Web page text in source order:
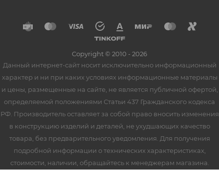
Copyright © 2010 - 2026
Данный интернет-сайт носит исключительно информационный
характер и ни при каких условиях информационные материалы
и цены, размещенные на сайте, не является публичной офертой,
определяемой положениями Статьи 437 Гражданского кодекса
РФ. Производитель оставляет за собой право вносить изменения
в конструкцию изделий и деталей, не ухудшающих качество
товара, без предварительного уведомления. Для получения
подробной информации о технических характеристиках,
стоимости, наличии, обращайтесь к менеджерам магазина.